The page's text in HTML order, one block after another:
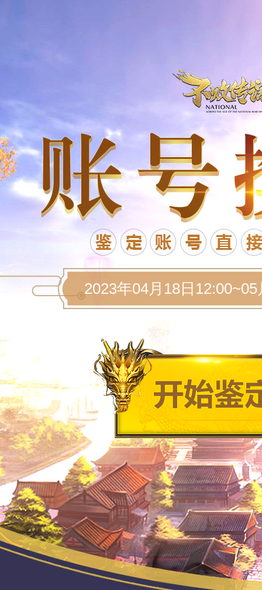
2023年04月18日